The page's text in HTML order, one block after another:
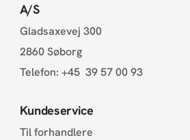
A/S
Gladsaxevej 300
2860 Søborg
Telefon: +45 39 57 00 93
Kundeservice
Til forhandlere